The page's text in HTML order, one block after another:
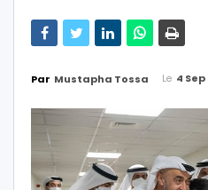
Par Mustapha Tossa Le 4 Sep